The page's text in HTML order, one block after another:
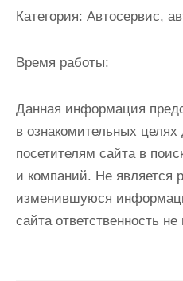
Категория: Автосервис,
Время работы:
Данная информация
в ознакомительных
посетителям сайта в
и компаний. Не является
изменившуюся
сайта ответственность не